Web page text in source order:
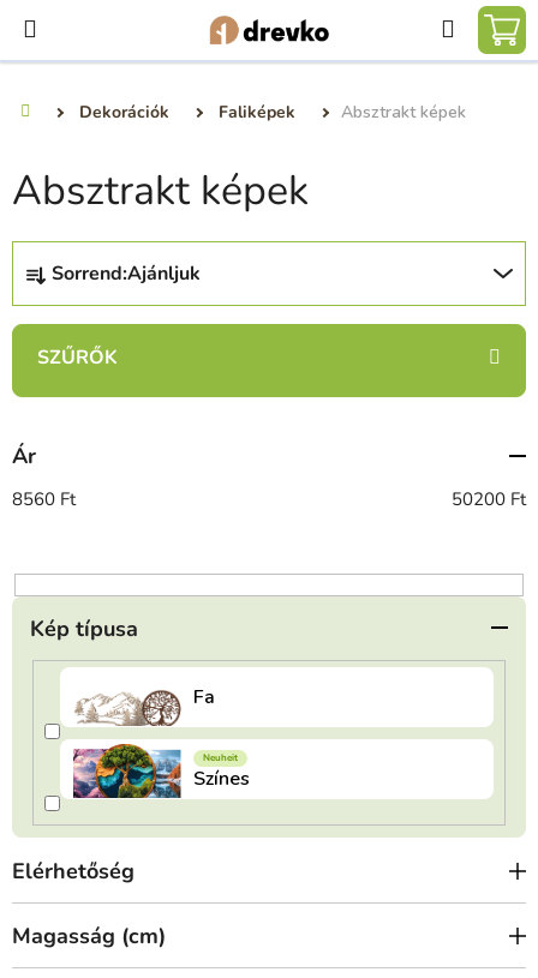
fő
Dekorációk Faliképek Absztrakt képek
Absztrakt képek
T
r
é
e
k
r
n
d
Sorrend:Ajánljuk
Ár
8560 Ft 50200 Ft
Kép típusa
Elérhetőség
Magasság (cm)